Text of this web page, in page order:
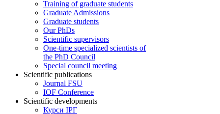
Training of graduate students
Graduate Admissions
Graduate students
Our PhDs
Scientific supervisors
One-time specialized scientists of
the PhD Council
Special council meeting
Scientific publications
Journal FSU
IOF Conference
Scientific developments
Курси ІРГ